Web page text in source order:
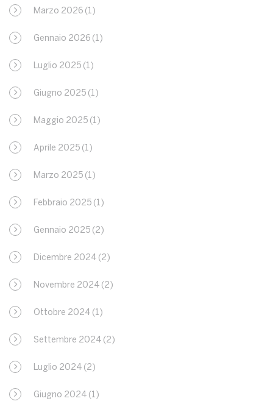
Marzo 2026 (1)
Gennaio 2026 (1)
Luglio 2025 (1)
Giugno 2025 (1)
Maggio 2025 (1)
Aprile 2025 (1)
Marzo 2025 (1)
Febbraio 2025 (1)
Gennaio 2025 (2)
Dicembre 2024 (2)
Novembre 2024 (2)
Ottobre 2024 (1)
Settembre 2024 (2)
Luglio 2024 (2)
Giugno 2024 (1)